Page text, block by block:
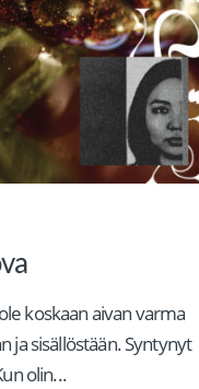
koskaan aivan varma
ja sisällöstään. Syntynyt
olin...